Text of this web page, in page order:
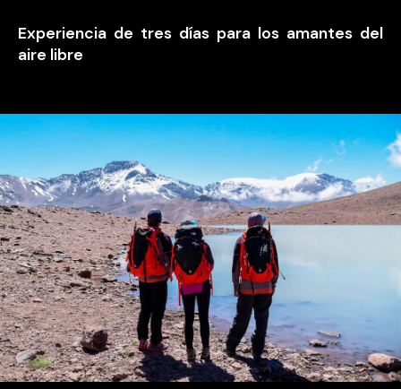
Experiencia de tres días para los amantes del
aire libre